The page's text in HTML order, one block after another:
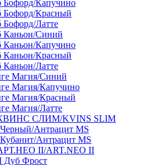
Капучино
Красный
Латте
Каньон/Синий
Капучино
Красный
Латте
Магия/Синий
Магия/Капучино
Магия/Красный
Магия/Латте
КВИНС СЛИМ/KVINS SLIM
Антрацит MS
Антрацит MS
АРТ.НЕО II/ART.NEO II
Фрост